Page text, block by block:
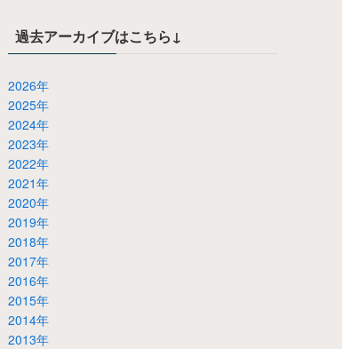
過去アーカイブはこちら↓
2026年
2025年
2024年
2023年
2022年
2021年
2020年
2019年
2018年
2017年
2016年
2015年
2014年
2013年